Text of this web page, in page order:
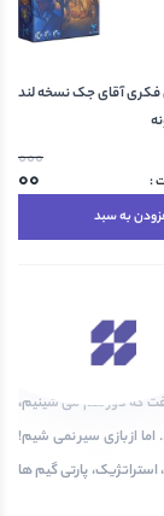
به سبد
دوباره و دوباره بری
که دور هم می شینیم،
از بازی سیر نمی شیم!
پارتی گیم ها